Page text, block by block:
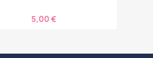
5,00 €